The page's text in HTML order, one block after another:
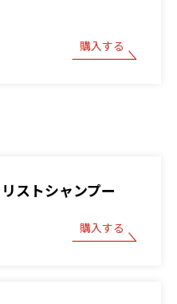
購入する
ストシャンプー
購入する